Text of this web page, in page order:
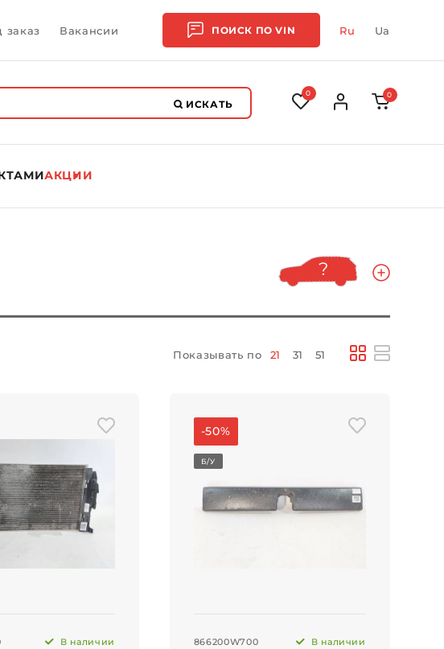
заказ Вакансии ПОИСК ПОVIN Ru Ua
ИСКАТЬ
0 0
АКЦИИ
Показывать по 21 31 51
В наличии
-50%
Б/У
866200W700 В наличии